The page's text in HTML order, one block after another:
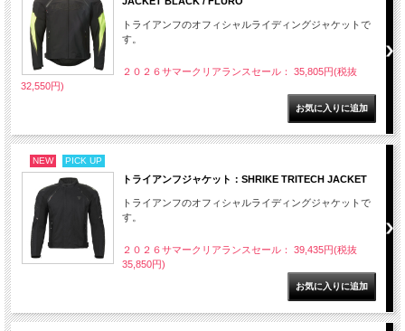
トライアンフのオフィシャルライディングジャケットで
す。
２０２６サマークリアランスセール： 35,805円(税抜
32,550円)
NEW PICK UP
トライアンフジャケット：SHRIKE TRITECH JACKET
トライアンフのオフィシャルライディングジャケットで
す。
２０２６サマークリアランスセール： 39,435円(税抜
35,850円)